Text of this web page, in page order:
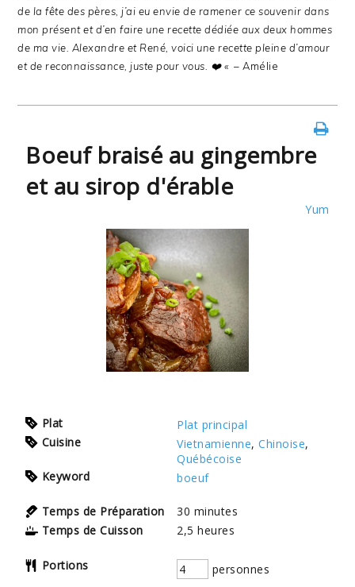
de la fête des pères, j’ai eu envie de ramener ce souvenir dans
mon présent et d’en faire une recette dédiée aux deux hommes
de ma vie. Alexandre et René, voici une recette pleine d’amour
et de reconnaissance, juste pour vous. ❤️ « – Amélie
Boeuf braisé au gingembre
et au sirop d'érable
Yum
Plat
Plat principal
Cuisine
Vietnamienne,Chinoise,
Québécoise
Keyword
boeuf
Temps de Préparation 30 minutes
Temps de Cuisson
2,5 heures
Portions personnes